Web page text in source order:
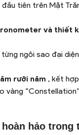
tiên trên Mặt
và thiết
ngôi sao đại
rưỡi năm , kết
vàng
hoàn hảo